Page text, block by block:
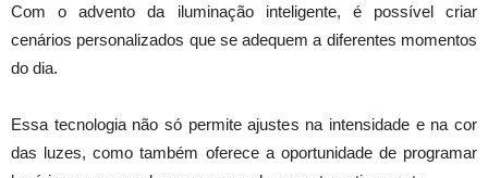
Com o advento da iluminação inteligente, é possível criar
cenários personalizados que se adequem a diferentes momentos
do dia.
Essa tecnologia não só permite ajustes na intensidade e na cor
das luzes, como também oferece a oportunidade de programar